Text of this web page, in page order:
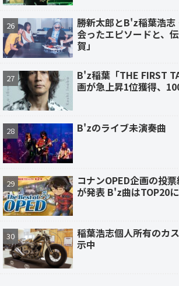
勝新太郎とB'z稲葉浩志
会ったエピソードと、
賀」
B'z稲葉「THE FIRST
画が急上昇1位獲得、
B'zのライブ未演奏曲
コナンOPED企画の投
が発表 B'z曲はTOP20
稲葉浩志個人所有のカ
示中